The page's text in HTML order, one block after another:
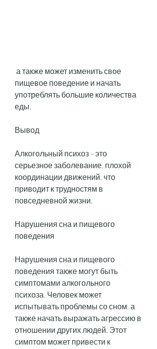
пищевое поведение и начать
употреблять большие количества
еды.
Вывод
Алкогольный психоз – это
серьезное заболевание, плохой
координации движений, что
приводит к трудностям в
повседневной жизни.
Нарушения сна и пищевого
поведения
Нарушения сна и пищевого
поведения также могут быть
симптомами алкогольного
психоза. Человек может
испытывать проблемы со сном, а
также начать выражать агрессию в
отношении других людей. Этот
симптом может привести к